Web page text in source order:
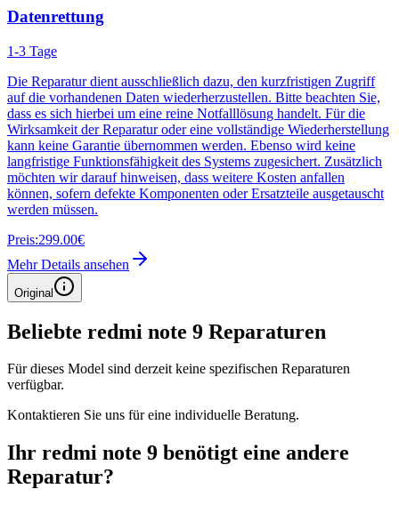
Datenrettung
1-3 Tage
Die Reparatur dient ausschließlich dazu, den kurzfristigen Zugriff
auf die vorhandenen Daten wiederherzustellen. Bitte beachten Sie,
dass es sich hierbei um eine reine Notfalllösung handelt. Für die
Wirksamkeit der Reparatur oder eine vollständige Wiederherstellung
kann keine Garantie übernommen werden. Ebenso wird keine
langfristige Funktionsfähigkeit des Systems zugesichert. Zusätzlich
möchten wir darauf hinweisen, dass weitere Kosten anfallen
können, sofern defekte Komponenten oder Ersatzteile ausgetauscht
werden müssen.
Preis:299.00€
Mehr Details ansehen
Original
Beliebte redmi note 9 Reparaturen
Für dieses Model sind derzeit keine spezifischen Reparaturen
verfügbar.
Kontaktieren Sie uns für eine individuelle Beratung.
Ihr redmi note 9 benötigt eine andere
Reparatur?